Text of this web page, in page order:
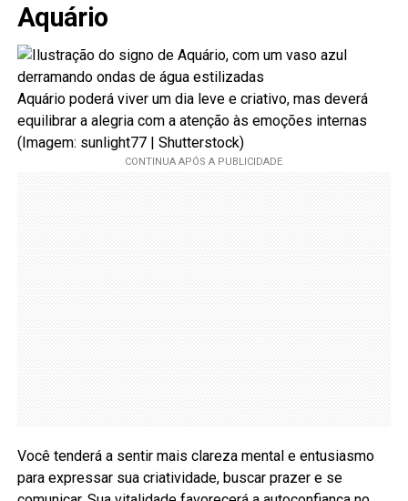
Aquário
Aquário poderá viver um dia leve e criativo, mas deverá
equilibrar a alegria com a atenção às emoções internas
(Imagem: sunlight77 | Shutterstock)
Você tenderá a sentir mais clareza mental e entusiasmo
para expressar sua criatividade, buscar prazer e se